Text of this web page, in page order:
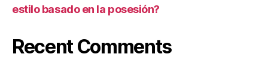
estilo basado en la posesión?
Recent Comments